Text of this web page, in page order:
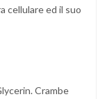
cellulare ed il suo
Crambe